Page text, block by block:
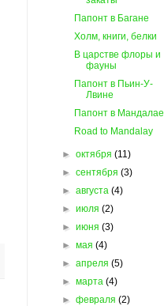
Папонт в Багане
Холм, книги, белки
В царстве флоры и
фауны
Папонт в Пьин-У-
Лвине
Папонт в Мандалае
Road to Mandalay
►октября(11)
►сентября(3)
►августа(4)
►июля(2)
►июня(3)
►мая(4)
►апреля(5)
►марта(4)
►февраля(2)